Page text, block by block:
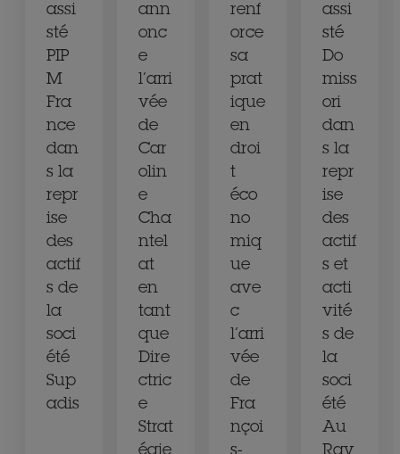
assi
sté
PIP
M
Fra
nce
dan
s la
repr
ise
des
actif
s de
la
soci
été
Sup
adis
ann
onc
e
l’arri
vée
de
Car
olin
e
Cha
ntel
at
en
tant
que
Dire
ctric
e
Strat
renf
orce
sa
prat
ique
en
droi
t
éco
no
miq
ue
ave
c
l’arri
vée
de
Fra
nçoi
assi
sté
Do
miss
ori
dan
s la
repr
ise
des
actif
s et
acti
vité
s de
la
soci
été
Au